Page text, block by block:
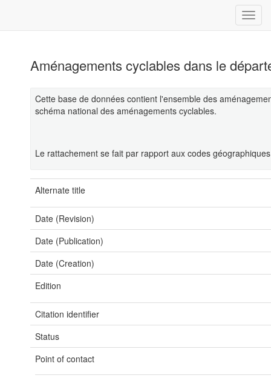
Aménagements cyclables dans le
Cette base de données contient l'ensemble des
schéma national des aménagements cyclables.
Le rattachement se fait par rapport aux codes
Alternate title
Date (Revision)
Date (Publication)
Date (Creation)
Edition
Citation identifier
Status
Point of contact